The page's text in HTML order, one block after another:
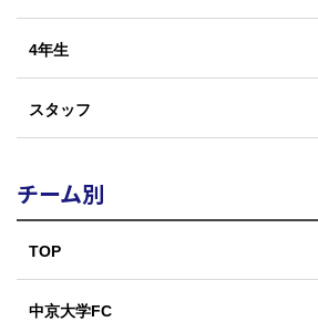
4年生
スタッフ
チーム別
TOP
中京大学FC